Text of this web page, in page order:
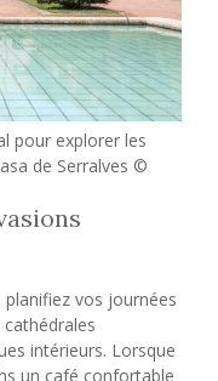
pour explorer les
de Serralves ©
vos journées
intérieurs. Lorsque
un café confortable